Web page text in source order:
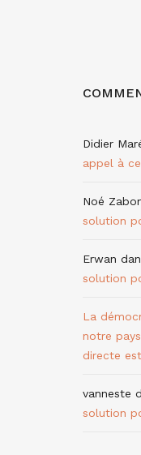
Didier
appel à
Noé
solution
Erwan
solution
La
notre
directe
vanneste
solution